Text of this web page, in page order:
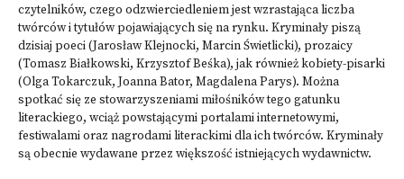
czytelników, czego odzwierciedleniem jest wzrastająca liczba
twórców i tytułów pojawiających się na rynku. Kryminały piszą
dzisiaj poeci (Jarosław Klejnocki, Marcin Świetlicki), prozaicy
(Tomasz Białkowski, Krzysztof Beśka), jak również kobiety-pisarki
(Olga Tokarczuk, Joanna Bator, Magdalena Parys). Można
spotkać się ze stowarzyszeniami miłośników tego gatunku
literackiego, wciąż powstającymi portalami internetowymi,
festiwalami oraz nagrodami literackimi dla ich twórców. Kryminały
są obecnie wydawane przez większość istniejących wydawnictw.